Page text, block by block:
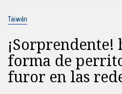
Taiwán
¡Sorprendente!
forma de
furor en las